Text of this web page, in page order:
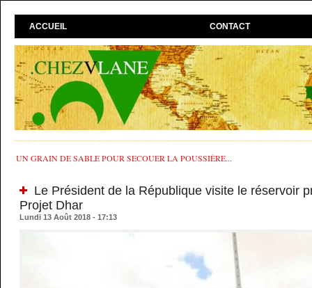
ACCUEIL CONTACT
UN GRAIN DE SABLE POUR SECOUER LA POUSSIÈRE...
Le Président de la République visite le réservoir
Projet Dhar
Lundi 13 Août 2018 - 17:13